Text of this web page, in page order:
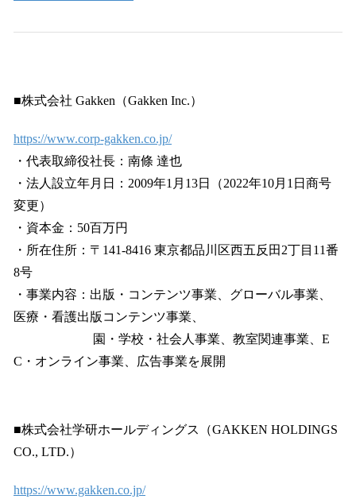
■株式会社 Gakken（Gakken Inc.）
https://www.corp-gakken.co.jp/
・代表取締役社長：南條 達也
・法人設立年月日：2009年1月13日（2022年10月1日商号
変更）
・資本金：50百万円
・所在住所：〒141-8416 東京都品川区西五反田2丁目11番
8号
・事業内容：出版・コンテンツ事業、グローバル事業、
医療・看護出版コンテンツ事業、
園・学校・社会人事業、教室関連事業、E
C・オンライン事業、広告事業を展開
■株式会社学研ホールディングス（GAKKEN HOLDINGS
CO., LTD.）
https://www.gakken.co.jp/